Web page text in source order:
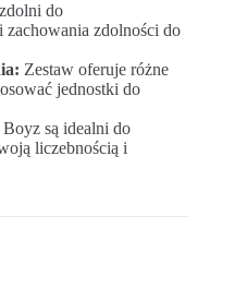
do
zachowania zdolności do
Zestaw oferuje różne
jednostki do
są idealni do
liczebnością i